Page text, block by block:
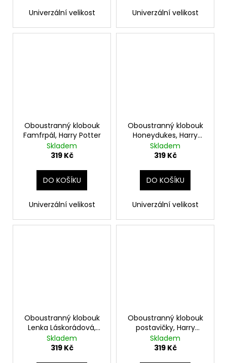
Univerzální velikost Univerzální velikost
Oboustranný klobouk
Famfrpál, Harry Potter
Skladem
319 Kč
DO KOŠÍKU
Univerzální velikost
Oboustranný klobouk
Honeydukes, Harry
Potter
Skladem
319 Kč
DO KOŠÍKU
Univerzální velikost
Oboustranný klobouk
Lenka Láskorádová,
Harry Potter
Skladem
319 Kč
Oboustranný klobouk
postavičky, Harry
Potter
Skladem
319 Kč